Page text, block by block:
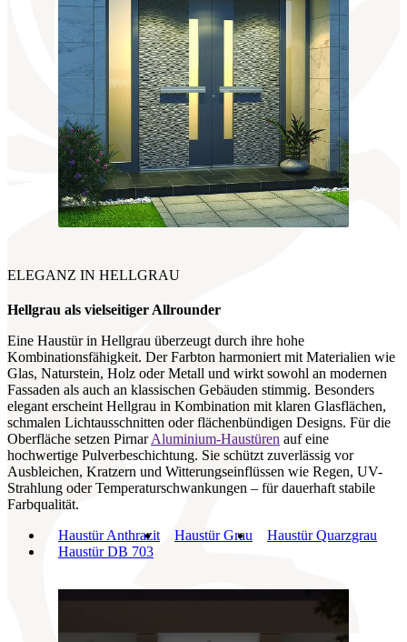
ELEGANZ IN HELLGRAU
Hellgrau als vielseitiger Allrounder
Eine Haustür in Hellgrau überzeugt durch ihre hohe
Kombinationsfähigkeit. Der Farbton harmoniert mit Materialien wie
Glas, Naturstein, Holz oder Metall und wirkt sowohl an modernen
Fassaden als auch an klassischen Gebäuden stimmig. Besonders
elegant erscheint Hellgrau in Kombination mit klaren Glasflächen,
schmalen Lichtausschnitten oder flächenbündigen Designs. Für die
Oberfläche setzen PirnarAluminium-Haustüren auf eine
hochwertige Pulverbeschichtung. Sie schützt zuverlässig vor
Ausbleichen, Kratzern und Witterungseinflüssen wie Regen, UV-
Strahlung oder Temperaturschwankungen – für dauerhaft stabile
Farbqualität.
Haustür Anthrazit
Haustür Grau
Haustür Quarzgrau
Haustür DB 703